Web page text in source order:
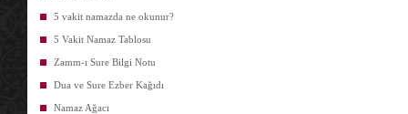
5 vakit namazda ne okunur?
5 Vakit Namaz Tablosu
Zamm-ı Sure Bilgi Notu
Dua ve Sure Ezber Kağıdı
Namaz Ağacı